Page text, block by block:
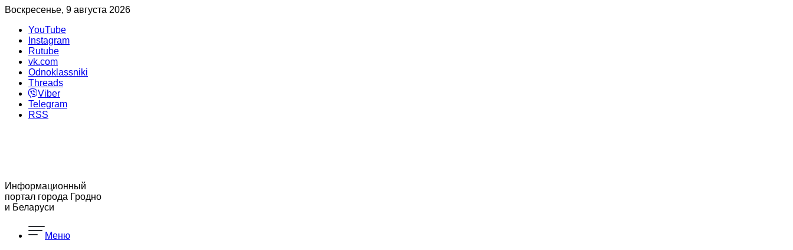
Воскресенье, 9 августа 2026
YouTube
Instagram
Rutube
vk.com
Odnoklassniki
Threads
Viber
Telegram
RSS
Информационный
портал города Гродно
и Беларуси
Меню